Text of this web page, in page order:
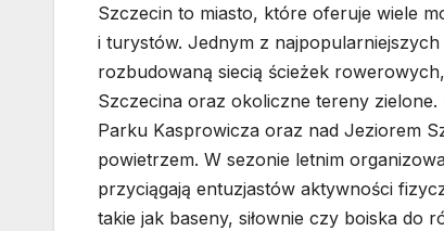
Szczecin to miasto, które oferuje wiele
i turystów. Jednym z
rozbudowaną siecią ścieżek
Szczecina oraz okoliczne tereny
Parku Kasprowicza oraz nad Jeziorem
powietrzem. W sezonie letnim
przyciągają entuzjastów aktywności
takie jak baseny, siłownie czy boiska